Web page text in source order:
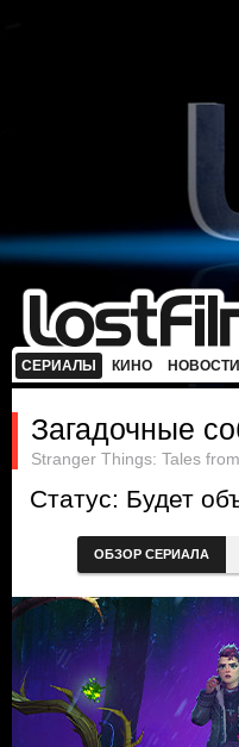
СЕРИАЛЫ КИНО НОВОСТИ
Загадочные
Stranger Things: Tales
Статус: Будет
ОБЗОР СЕРИАЛА